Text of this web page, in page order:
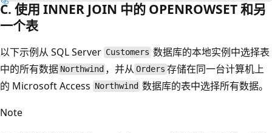
C. 使用 INNER JOIN 中的 OPENROWSET 和另
一个表
以下示例从 SQL Server Customers 数据库的本地实例中选择表
中的所有数据 Northwind ，并从 Orders 存储在同一台计算机上
的 Microsoft Access Northwind 数据库的表中选择所有数据。
Note